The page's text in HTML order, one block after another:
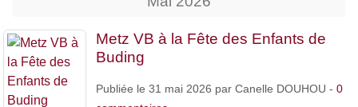
Metz VB à la Fête des Enfants de
Buding
Publiée le 31 mai 2026 par Canelle DOUHOU - 0